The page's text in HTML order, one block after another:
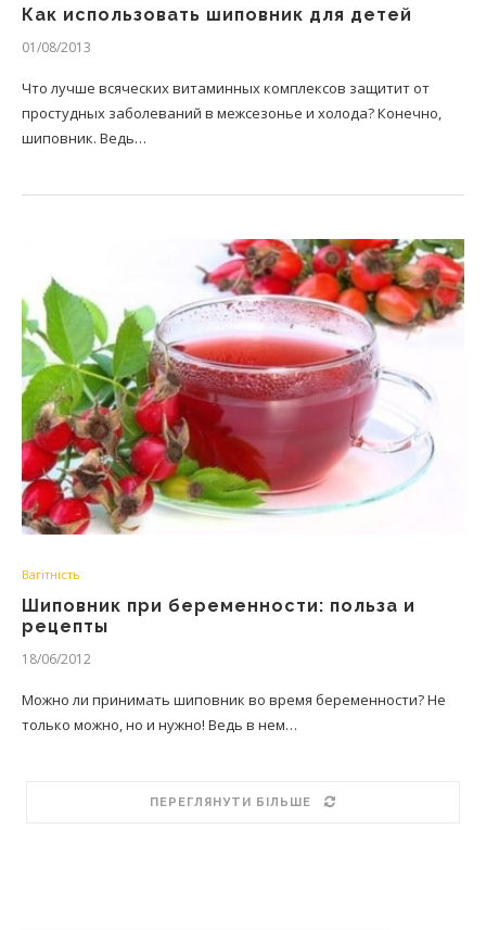
Как использовать шиповник для детей
01/08/2013
Что лучше всяческих витаминных комплексов защитит от
простудных заболеваний в межсезонье и холода? Конечно,
шиповник. Ведь…
Вагітність
Шиповник при беременности: польза и
рецепты
18/06/2012
Можно ли принимать шиповник во время беременности? Не
только можно, но и нужно! Ведь в нем…
ПЕРЕГЛЯНУТИ БІЛЬШЕ